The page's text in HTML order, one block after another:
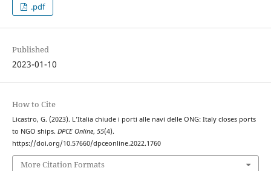
.pdf
Published
2023-01-10
How to Cite
Licastro, G. (2023). L’Italia chiude i porti alle navi delle ONG: Italy closes ports
to NGO ships. DPCE Online, 55(4).
https://doi.org/10.57660/dpceonline.2022.1760
More Citation Formats